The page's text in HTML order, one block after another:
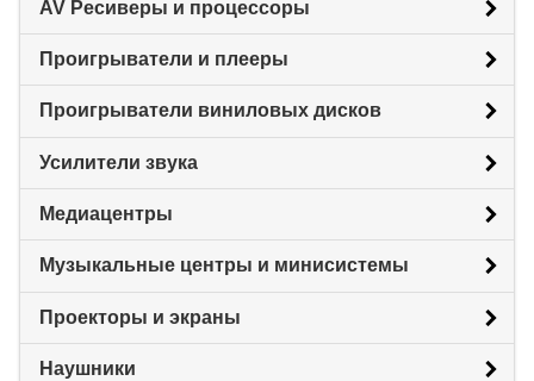
AV Ресиверы и процессоры
Проигрыватели и плееры
Проигрыватели виниловых дисков
Усилители звука
Медиацентры
Музыкальные центры и минисистемы
Проекторы и экраны
Наушники